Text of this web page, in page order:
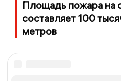
Площадь пожара на
составляет 100
метров